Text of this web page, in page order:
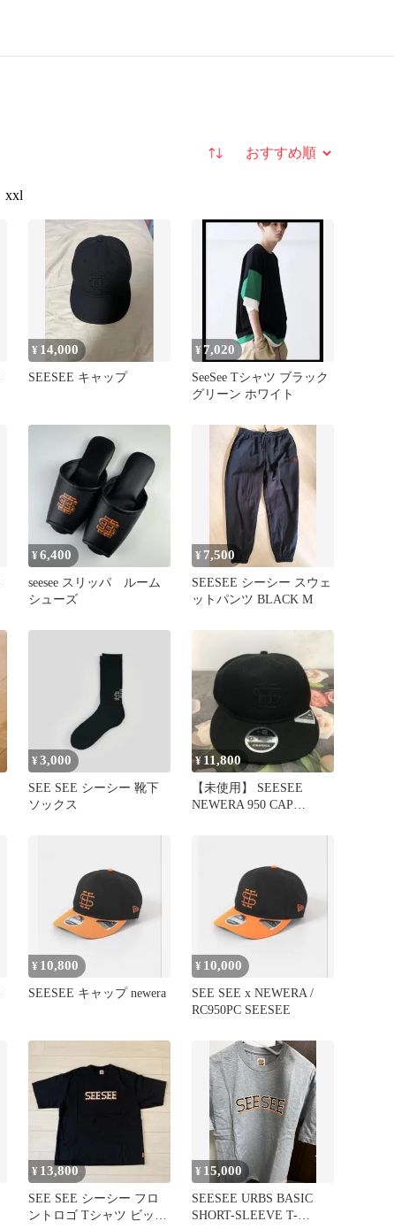
並び替え
xxl
¥ 14,000
SEESEE キャップ
¥7,020
SeeSee Tシャツ ブラック
グリーン ホワイト
¥6,400
seesee スリッパ ルーム
シューズ
¥ 7,500
SEESEE シーシー スウェ
ットパンツ BLACK M
¥3,000
SEE SEE シーシー 靴下
ソックス
¥ 11,800
【未使用】 SEESEE
NEWERA 950 CAP
¥ 10,800
SEESEE キャップ newera
¥ 10,000
SEE SEE x NEWERA /
RC950PC SEESEE
¥ 13,800
SEE SEE シーシー フロ
ントロゴ Tシャツ ビッグ
¥ 15,000
SEESEE URBS BASIC
SHORT-SLEEVE T-